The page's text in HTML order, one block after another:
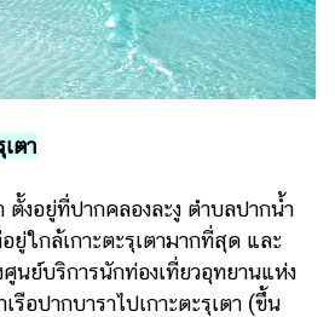
ตา
ตั้งอยู่ที่ปากคลองละงู ตำบลปากน้ำ
อยู่ใกล้เกาะตะรุเตามากที่สุด และ
นย์บริการนักท่องเที่ยวอุทยานแห่ง
รือปากบาราไปเกาะตะรุเตา (ขึ้น